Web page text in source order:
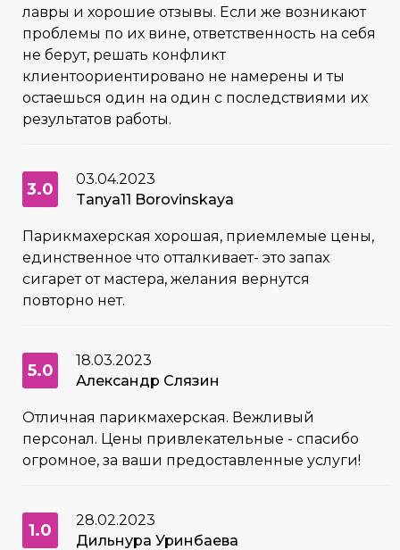
лавры и хорошие отзывы. Если же возникают
проблемы по их вине, ответственность на себя
не берут, решать конфликт
клиентоориентировано не намерены и ты
остаешься один на один с последствиями их
результатов работы.
3.0
03.04.2023
Tanya11 Borovinskaya
Парикмахерская хорошая, приемлемые цены,
единственное что отталкивает- это запах
сигарет от мастера, желания вернутся
повторно нет.
5.0
18.03.2023
Александр Слязин
Отличная парикмахерская. Вежливый
персонал. Цены привлекательные - спасибо
огромное, за ваши предоставленные услуги!
1.0
28.02.2023
Дильнура Уринбаева